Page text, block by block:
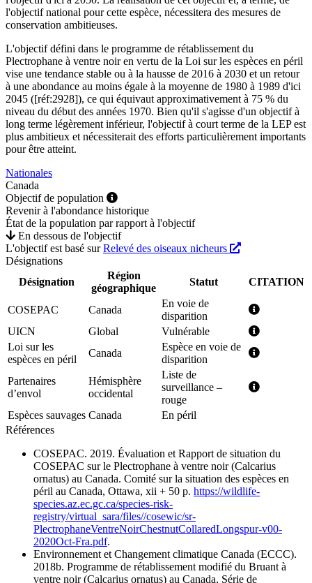
l'objectif national pour cette espèce, nécessitera des mesures de
conservation ambitieuses.
L'objectif défini dans le programme de rétablissement du
Plectrophane à ventre noir en vertu de la Loi sur les espèces en péril
vise une tendance stable ou à la hausse de 2016 à 2030 et un retour
à une abondance au moins égale à la moyenne de 1980 à 1989 d'ici
2045 ([réf:2928]), ce qui équivaut approximativement à 75 % du
niveau du début des années 1970. Bien qu'il s'agisse d'un objectif à
long terme légèrement inférieur, l'objectif à court terme de la LEP est
plus ambitieux et nécessiterait des efforts particulièrement importants
pour être atteint.
Nationales
Canada
Objectif de population
Revenir à l'abondance historique
État de la population par rapport à l'objectif
En dessous de l'objectif
L'objectif est basé sur Relevé des oiseaux nicheurs
Désignations
Désignation
Région
géographique
Statut CITATION
COSEPAC Canada
En voie de
disparition
UICN
Global
Vulnérable
Loi sur les
espèces en péril
Canada
Espèce en voie de
disparition
Partenaires
d’envol
Hémisphère
occidental
Liste de
surveillance –
rouge
Espèces sauvages Canada
En péril
Références
COSEPAC. 2019. Évaluation et Rapport de situation du
COSEPAC sur le Plectrophane à ventre noir (Calcarius
ornatus) au Canada. Comité sur la situation des espèces en
péril au Canada, Ottawa, xii + 50 p. https://wildlife-
species.az.ec.gc.ca/species-risk-
registry/virtual_sara/files//cosewic/sr-
PlectrophaneVentreNoirChestnutCollaredLongspur-v00-
2020Oct-Fra.pdf.
Environnement et Changement climatique Canada (ECCC).
2018b. Programme de rétablissement modifié du Bruant à
ventre noir (Calcarius ornatus) au Canada, Série de